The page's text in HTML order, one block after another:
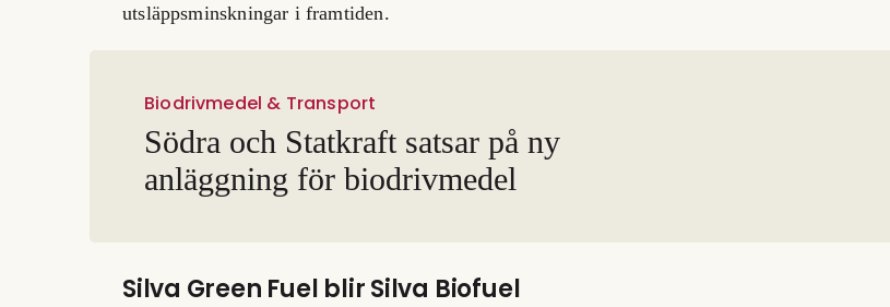
utsläppsminskningar i framtiden.
Biodrivmedel & Transport
Södra och Statkraft satsar på ny
anläggning för biodrivmedel
Silva Green Fuel blir Silva Biofuel